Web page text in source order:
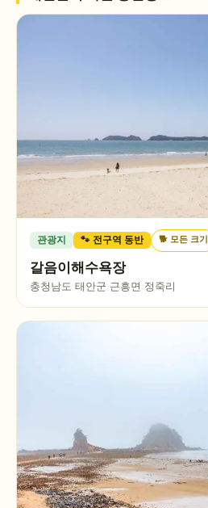
관광지 🐾 전구역 동반 🐕모든 크기
갈음이해수욕장
충청남도 태안군 근흥면 정죽리